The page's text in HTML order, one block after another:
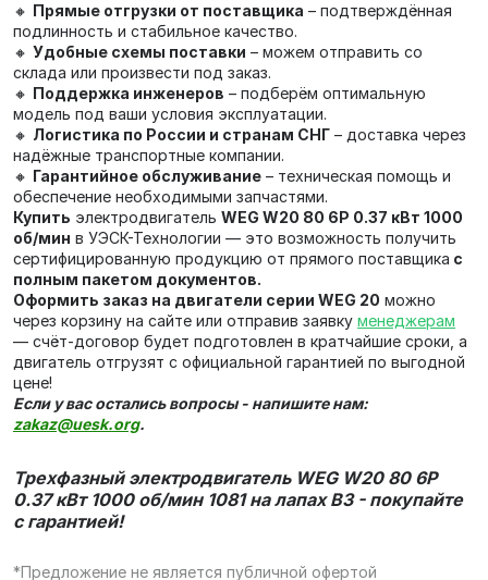
🔸 Прямые отгрузки от поставщика – подтверждённая
подлинность и стабильное качество.
🔸 Удобные схемы поставки – можем отправить со
склада или произвести под заказ.
🔸 Поддержка инженеров – подберём оптимальную
модель под ваши условия эксплуатации.
🔸 Логистика по России и странам СНГ – доставка через
надёжные транспортные компании.
🔸 Гарантийное обслуживание – техническая помощь и
обеспечение необходимыми запчастями.
Купить электродвигатель WEG W20 80 6P 0.37 кВт 1000
об/мин в УЭСК-Технологии — это возможность получить
сертифицированную продукцию от прямого поставщика с
полным пакетом документов.
Оформить заказ на двигатели серии WEG 20 можно
через корзину на сайте или отправив заявку менеджерам
— счёт‑договор будет подготовлен в кратчайшие сроки, а
двигатель отгрузят с официальной гарантией по выгодной
цене!
Если у вас остались вопросы - напишите нам:
zakaz@uesk.org.
Трехфазный электродвигатель WEG W20 80 6P
0.37 кВт 1000 об/мин 1081 на лапах В3 - покупайте
с гарантией!
*Предложение не является публичной офертой